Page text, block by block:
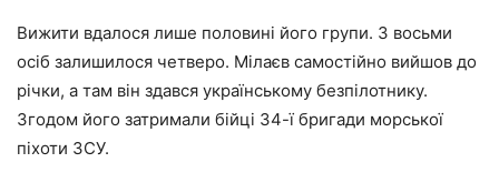
Вижити вдалося лише половині його групи. З восьми
осіб залишилося четверо. Мілаєв самостійно вийшов до
річки, а там він здався українському безпілотнику.
Згодом його затримали бійці 34-ї бригади морської
піхоти ЗСУ.